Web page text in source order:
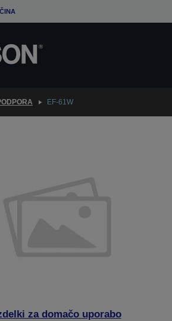
EF-61W
za domačo uporabo